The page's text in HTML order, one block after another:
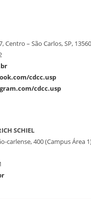
Centro – São Carlos, SP,
cdcc.usp
cdcc.usp
SCHIEL
carlense, 400 (Campus Área